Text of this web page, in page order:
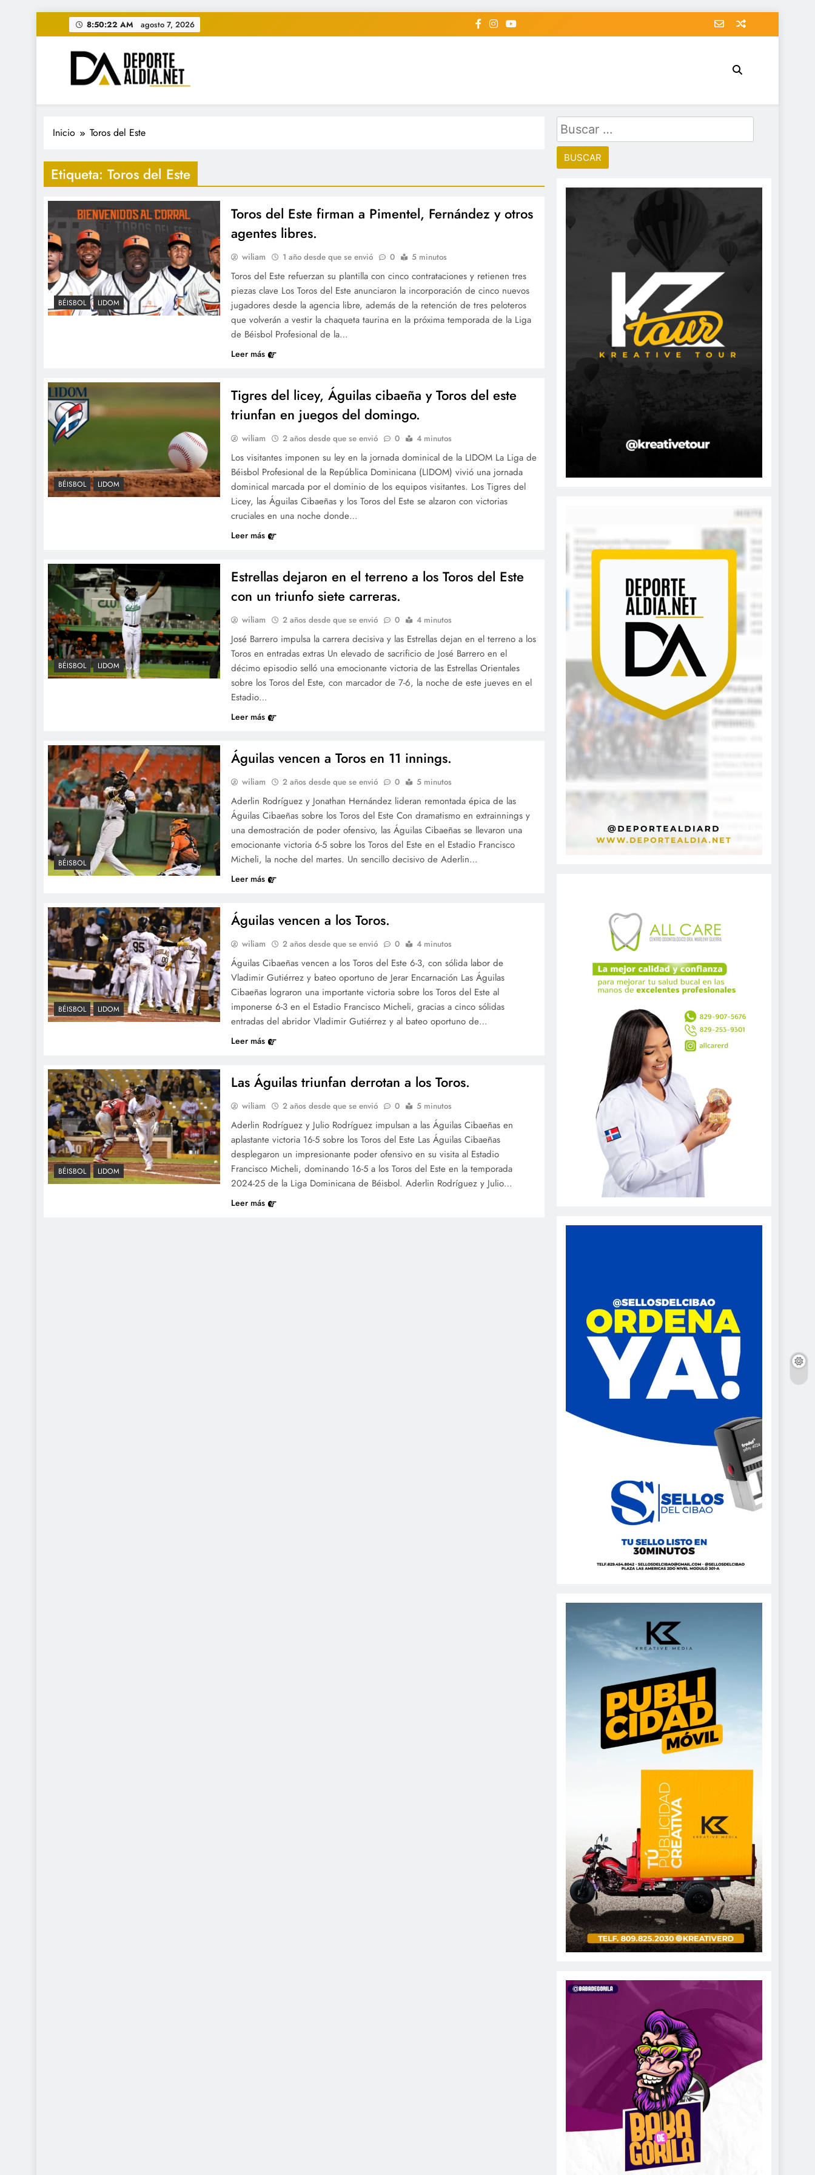
al
contenido
8:50:23 AM agosto 7, 2026
• DEPORTE AL DIA • "Periodico Deportivo Digital"
www.deportealdia.net #deportealdia #deportealdiard #deportealdiaperiodico
Inicio Toros del Este
Etiqueta: Toros del Este
BÉISBOL LIDOM
Toros del Este firman a Pimentel, Fernández y otros
agentes libres.
wiliam 1 año desde que se envió 0 5 minutos
Toros del Este refuerzan su plantilla con cinco contrataciones y retienen tres
piezas clave Los Toros del Este anunciaron la incorporación de cinco nuevos
jugadores desde la agencia libre, además de la retención de tres peloteros
que volverán a vestir la chaqueta taurina en la próxima temporada de la Liga
de Béisbol Profesional de la…
Leer más
BÉISBOL LIDOM
Tigres del licey, Águilas cibaeña y Toros del este
triunfan en juegos del domingo.
wiliam 2 años desde que se envió 0 4 minutos
Los visitantes imponen su ley en la jornada dominical de la LIDOM La Liga de
Béisbol Profesional de la República Dominicana (LIDOM) vivió una jornada
dominical marcada por el dominio de los equipos visitantes. Los Tigres del
Licey, las Águilas Cibaeñas y los Toros del Este se alzaron con victorias
cruciales en una noche donde…
Leer más
BÉISBOL LIDOM
Estrellas dejaron en el terreno a los Toros del Este
con un triunfo siete carreras.
wiliam 2 años desde que se envió 0 4 minutos
José Barrero impulsa la carrera decisiva y las Estrellas dejan en el terreno a los
Toros en entradas extras Un elevado de sacrificio de José Barrero en el
décimo episodio selló una emocionante victoria de las Estrellas Orientales
sobre los Toros del Este, con marcador de 7-6, la noche de este jueves en el
Estadio…
Leer más
BÉISBOL
Águilas vencen a Toros en 11 innings.
wiliam 2 años desde que se envió 0 5 minutos
Aderlin Rodríguez y Jonathan Hernández lideran remontada épica de las
Águilas Cibaeñas sobre los Toros del Este Con dramatismo en extrainnings y
una demostración de poder ofensivo, las Águilas Cibaeñas se llevaron una
emocionante victoria 6-5 sobre los Toros del Este en el Estadio Francisco
Micheli, la noche del martes. Un sencillo decisivo de Aderlin…
Leer más
BÉISBOL LIDOM
Águilas vencen a los Toros.
wiliam 2 años desde que se envió 0 4 minutos
Águilas Cibaeñas vencen a los Toros del Este 6-3, con sólida labor de
Vladimir Gutiérrez y bateo oportuno de Jerar Encarnación Las Águilas
Cibaeñas lograron una importante victoria sobre los Toros del Este al
imponerse 6-3 en el Estadio Francisco Micheli, gracias a cinco sólidas
entradas del abridor Vladimir Gutiérrez y al bateo oportuno de…
Leer más
BÉISBOL LIDOM
Las Águilas triunfan derrotan a los Toros.
wiliam 2 años desde que se envió 0 5 minutos
Aderlin Rodríguez y Julio Rodríguez impulsan a las Águilas Cibaeñas en
aplastante victoria 16-5 sobre los Toros del Este Las Águilas Cibaeñas
desplegaron un impresionante poder ofensivo en su visita al Estadio
Francisco Micheli, dominando 16-5 a los Toros del Este en la temporada
2024-25 de la Liga Dominicana de Béisbol. Aderlin Rodríguez y Julio…
Leer más
Buscar: